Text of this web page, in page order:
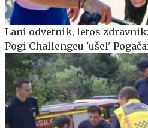
Lani odvetnik, letos
Pogi Challengeu 'ušel'